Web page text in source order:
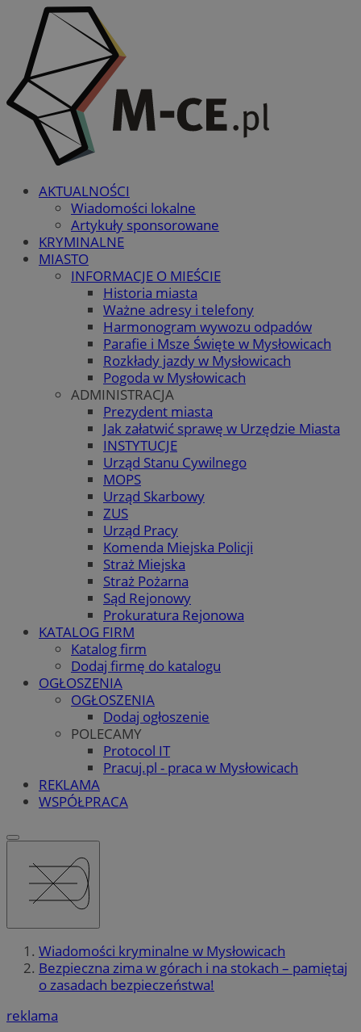
AKTUALNOŚCI
Wiadomości lokalne
Artykuły sponsorowane
KRYMINALNE
MIASTO
INFORMACJE O MIEŚCIE
Historia miasta
Ważne adresy i telefony
Harmonogram wywozu odpadów
Parafie i Msze Święte w Mysłowicach
Rozkłady jazdy w Mysłowicach
Pogoda w Mysłowicach
ADMINISTRACJA
Prezydent miasta
Jak załatwić sprawę w Urzędzie Miasta
INSTYTUCJE
Urząd Stanu Cywilnego
MOPS
Urząd Skarbowy
ZUS
Urząd Pracy
Komenda Miejska Policji
Straż Miejska
Straż Pożarna
Sąd Rejonowy
Prokuratura Rejonowa
KATALOG FIRM
Katalog firm
Dodaj firmę do katalogu
OGŁOSZENIA
OGŁOSZENIA
Dodaj ogłoszenie
POLECAMY
Protocol IT
Pracuj.pl - praca w Mysłowicach
REKLAMA
WSPÓŁPRACA
Wiadomości kryminalne w Mysłowicach
Bezpieczna zima w górach i na stokach – pamiętaj
o zasadach bezpieczeństwa!
reklama